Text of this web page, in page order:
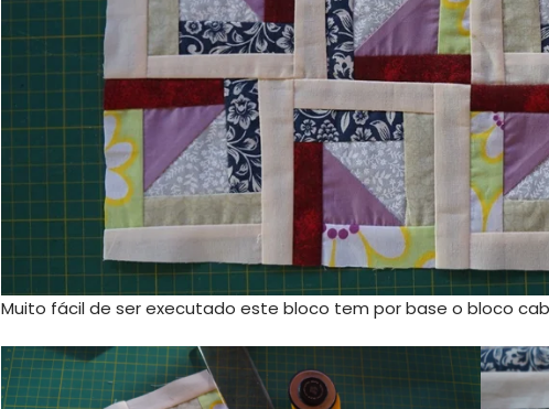
Muito fácil de ser executado este bloco tem por base o bloco